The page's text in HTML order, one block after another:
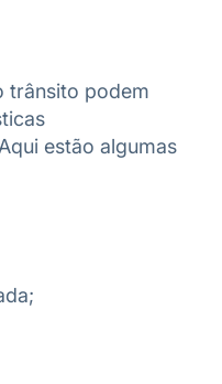
trânsito podem
estão algumas